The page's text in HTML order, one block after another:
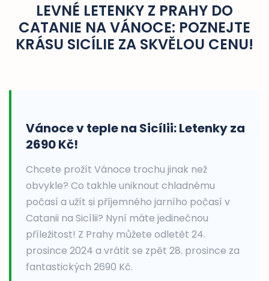
LEVNÉ LETENKY Z PRAHY DO
CATANIE NA VÁNOCE: POZNEJTE
KRÁSU SICÍLIE ZA SKVĚLOU CENU!
Vánoce v teple na Sicílii: Letenky za
2690 Kč!
Chcete prožít Vánoce trochu jinak než
obvykle? Co takhle uniknout chladnému
počasí a užít si příjemného jarního počasí v
Catanii na Sicílii? Nyní máte jedinečnou
příležitost! Z Prahy můžete odletět 24.
prosince 2024 a vrátit se zpět 28. prosince za
fantastických 2690 Kč.